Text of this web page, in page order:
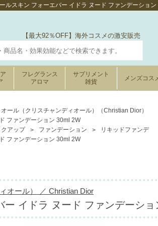
ルスキン フォーエバー イドラ ヌード ファンデーショ
【最大92％OFF】海外コスメの激安販売
フレグランス
アロマ
サプリメント
雑貨
メンズコス
ール（クリスチャンディオール）（Christian Dior）
ファンデーション 30ml 2W
アップ
ファンデーション
リキッドファンデ
ファンデーション 30ml 2W
オール） ／ Christian Dior
ー イドラ ヌード ファンデーシ